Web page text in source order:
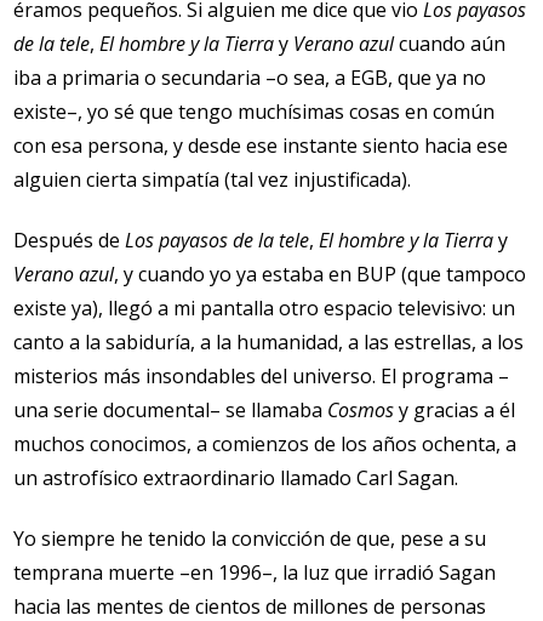
éramos pequeños. Si alguien me dice que vioLos payasos
de la tele,El hombre y la Tierray Verano azulcuando aún
iba a primaria o secundaria –o sea, a EGB, que ya no
existe–, yo sé que tengo muchísimas cosas en común
con esa persona, y desde ese instante siento hacia ese
alguien cierta simpatía (tal vez injustificada).
Después de Los payasos de la tele,El hombre y la Tierray
Verano azul, y cuando yo ya estaba en BUP (que tampoco
existe ya), llegó a mi pantalla otro espacio televisivo: un
canto a la sabiduría, a la humanidad, a las estrellas, a los
misterios más insondables del universo. El programa –
una serie documental– se llamaba Cosmosy gracias a él
muchos conocimos, a comienzos de los años ochenta, a
un astrofísico extraordinario llamado Carl Sagan.
Yo siempre he tenido la convicción de que, pese a su
temprana muerte –en 1996–, la luz que irradió Sagan
hacia las mentes de cientos de millones de personas